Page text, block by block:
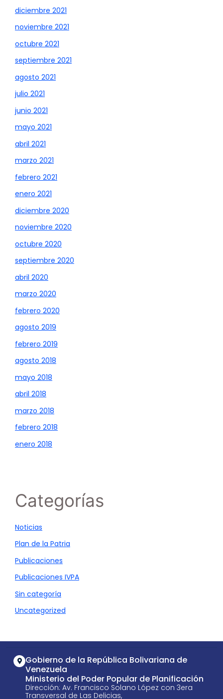
diciembre 2021
noviembre 2021
octubre 2021
septiembre 2021
agosto 2021
julio 2021
junio 2021
mayo 2021
abril 2021
marzo 2021
febrero 2021
enero 2021
diciembre 2020
noviembre 2020
octubre 2020
septiembre 2020
abril 2020
marzo 2020
febrero 2020
agosto 2019
febrero 2019
agosto 2018
mayo 2018
abril 2018
marzo 2018
febrero 2018
enero 2018
Categorías
Noticias
Plan de la Patria
Publicaciones
Publicaciones IVPA
Sin categoría
Uncategorized
Gobierno de la República Bolivariana de
Venezuela
Ministerio del Poder Popular de Planificación
Dirección: Av. Francisco Solano López con 3era
Transversal de Las Delicias,